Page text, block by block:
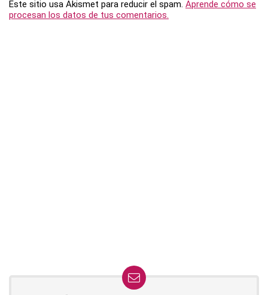
Este sitio usa Akismet para reducir el spam. Aprende cómo se
procesan los datos de tus comentarios.